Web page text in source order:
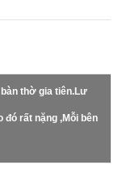
thờ gia tiên.Lư
rất nặng ,Mỗi bên